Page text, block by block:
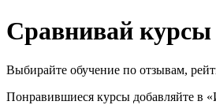
Сравнивай
Выбирайте обучение по отзывам,
Понравившиеся курсы добавляйте в